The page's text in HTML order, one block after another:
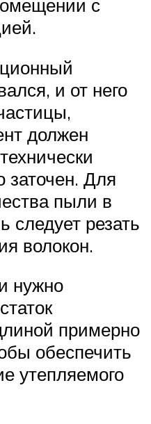
с
и от него
должен
заточен. Для
пыли в
следует резать
волокон.
нужно
примерно
обеспечить
утепляемого